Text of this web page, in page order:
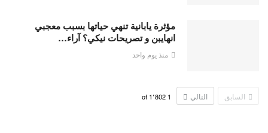
مؤثرة يابانية تنهي حياتها بسبب معجبي
انهايبن و تصريحات نيكي؟ آراء…
منذ يوم واحد
السابق التالي 1 1٬802